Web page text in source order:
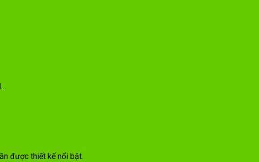
được thiết kế nổi bật.